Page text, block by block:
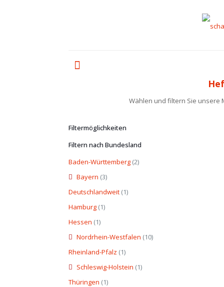
Wählen und filtern Sie unsere
Filtermöglichkeiten
Filtern nach Bundesland
Baden-Württemberg (2)
Bayern (3)
Deutschlandweit (1)
Hamburg (1)
Hessen (1)
Nordrhein-Westfalen (10)
Rheinland-Pfalz (1)
Schleswig-Holstein (1)
Thüringen (1)